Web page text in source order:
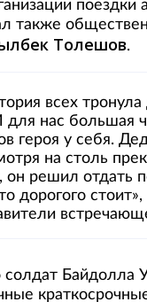
поездки
также
Толешов.
всех
нас большая
героя у себя.
на столь
он решил отдать
дорогого
солдат Байдолла